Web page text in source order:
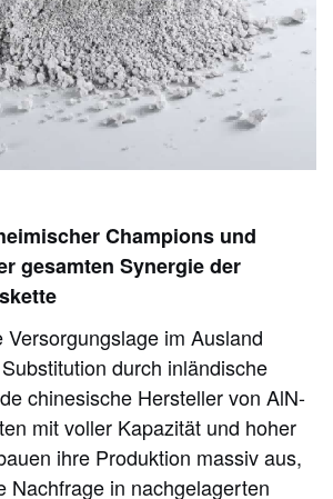
Champions und
gesamten Synergie der
Versorgungslage im Ausland
durch inländische
chinesische Hersteller von AlN-
mit voller Kapazität und hoher
ihre Produktion massiv aus,
Nachfrage in nachgelagerten